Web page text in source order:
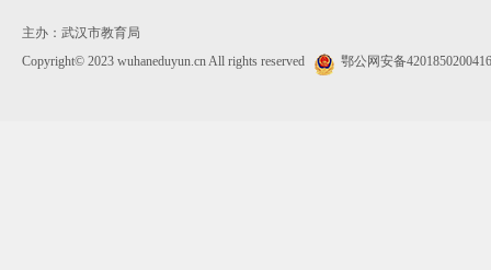
主办：武汉市教育局
Copyright© 2023 wuhaneduyun.cn All rights reserved
鄂公网安备